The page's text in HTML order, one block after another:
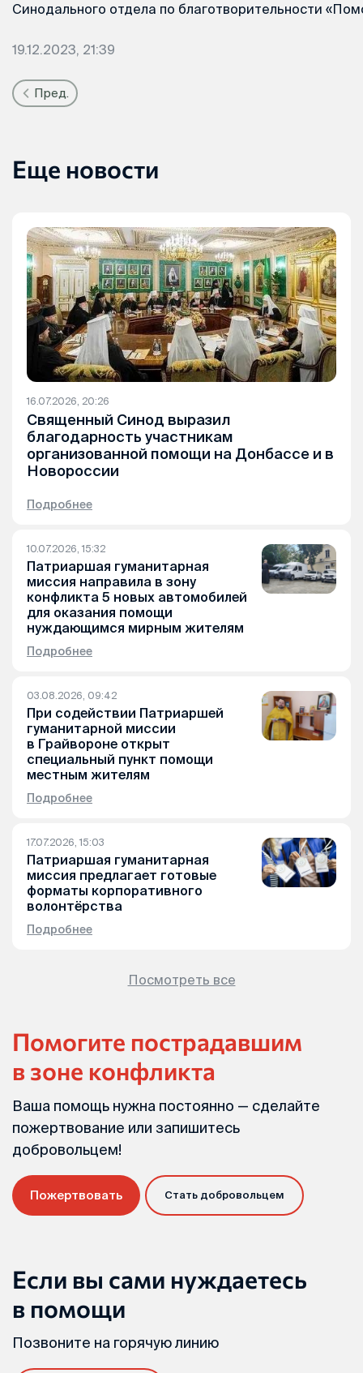
Синодального отдела по благотворительности
19.12.2023, 21:39
Пред.
Еще новости
16.07.2026, 20:26
Священный Синод выразил
благодарность участникам
организованной помощи на Донбассе и в
Новороссии
Подробнее
10.07.2026, 15:32
Патриаршая гуманитарная
миссия направила в зону
конфликта 5 новых автомобилей
для оказания помощи
нуждающимся мирным жителям
Подробнее
03.08.2026, 09:42
При содействии Патриаршей
гуманитарной миссии
в Грайвороне открыт
специальный пункт помощи
местным жителям
Подробнее
17.07.2026, 15:03
Патриаршая гуманитарная
миссия предлагает готовые
форматы корпоративного
волонтёрства
Подробнее
Посмотреть все
Помогите пострадавшим
в зоне конфликта
Ваша помощь нужна постоянно — сделайте
пожертвование или запишитесь
добровольцем!
Пожертвовать Стать добровольцем
Если вы сами нуждаетесь
в помощи
Позвоните на горячую линию